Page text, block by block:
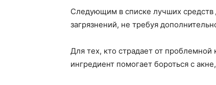
Следующим в списке лучших средств
загрязнений, не требуя
Для тех, кто страдает от
ингредиент помогает бороться с